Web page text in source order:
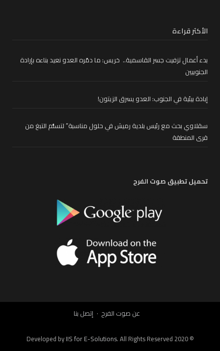
الأكثر قراءة
بدء أعمال تزفيت جسر القاسمية.. خريس: ما دمّره العدو نعيد بناءه بإرادة
الجنوبيين
إبادة بيئية في الجنوب: العدو يسرق الزيتون!
سقلاوي بحث مع رئيس بلدية رميش في حلول مناسبة” لتسلُّم التبغ من
قرى المنطقة
تحميل تطبيق صوت الفرح
عن صوت الفرح إتصل بنا
© Developed by
IIS for E-Solutions. All Rights Reserved 2020